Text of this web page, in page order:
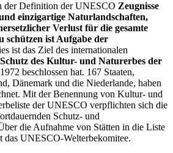
der Definition der UNESCO Zeugnisse
einzigartige Naturlandschaften,
Verlust für die gesamte
schützen ist Aufgabe der
ist das Ziel des internationalen
des Kultur- und Naturerbes der
beschlossen hat. 167 Staaten,
Dänemark und die Niederlande, haben
Mit der Benennung von Kultur- und
der UNESCO verpflichten sich die
Schutz- und
die Aufnahme von Stätten in die Liste
das UNESCO-Welterbekomitee.